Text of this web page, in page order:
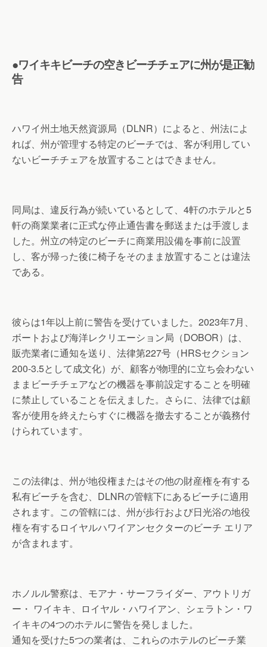
●ワイキキビーチの空きビーチチェアに州が是正勧
告
ハワイ州土地天然資源局（DLNR）によると、州法によ
れば、州が管理する特定のビーチでは、客が利用してい
ないビーチチェアを放置することはできません。
同局は、違反行為が続いているとして、4軒のホテルと5
軒の商業業者に正式な停止通告書を郵送または手渡しま
した。州立の特定のビーチに商業用設備を事前に設置
し、客が帰った後に椅子をそのまま放置することは違法
である。
彼らは1年以上前に警告を受けていました。2023年7月、
ボートおよび海洋レクリエーション局（DOBOR）は、
販売業者に通知を送り、法律第227号（HRSセクション
200-3.5として成文化）が、顧客が物理的に立ち会わない
ままビーチチェアなどの機器を事前設定することを明確
に禁止していることを伝えました。さらに、法律では顧
客が使用を終えたらすぐに機器を撤去することが義務付
けられています。
この法律は、州が地役権またはその他の財産権を有する
私有ビーチを含む、DLNRの管轄下にあるビーチに適用
されます。この管轄には、州が歩行および日光浴の地役
権を有するロイヤルハワイアンセクターのビーチ エリア
が含まれます。
ホノルル警察は、モアナ・サーフライダー、アウトリガ
ー・ ワイキキ、ロイヤル・ハワイアン、シェラトン・ワ
イキキの4つのホテルに警告を発しました。
通知を受けた5つの業者は、これらのホテルのビーチ業